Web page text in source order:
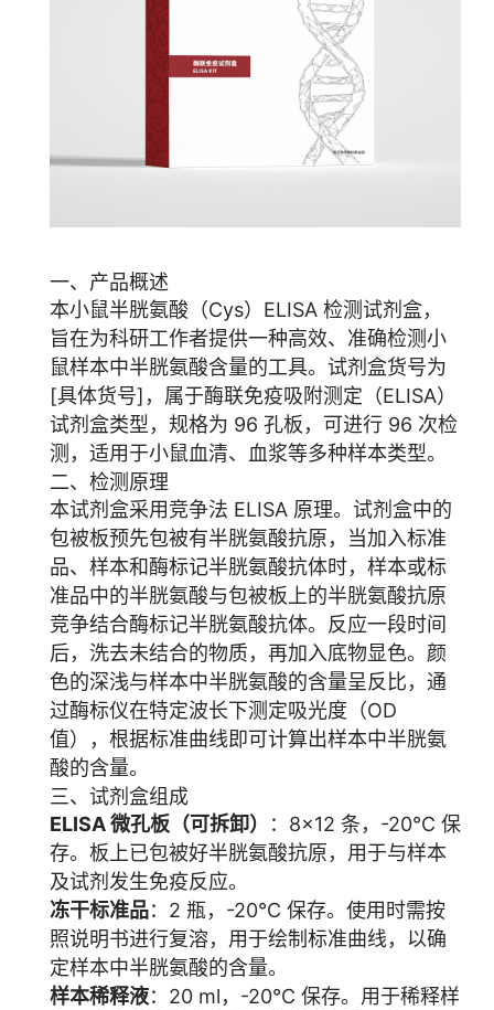
一、产品概述
本小鼠半胱氨酸（Cys）ELISA 检测试剂盒，
旨在为科研工作者提供一种高效、准确检测小
鼠样本中半胱氨酸含量的工具。试剂盒货号为
[具体货号]，属于酶联免疫吸附测定（ELISA）
试剂盒类型，规格为 96 孔板，可进行 96 次检
测，适用于小鼠血清、血浆等多种样本类型。
二、检测原理
本试剂盒采用竞争法 ELISA 原理。试剂盒中的
包被板预先包被有半胱氨酸抗原，当加入标准
品、样本和酶标记半胱氨酸抗体时，样本或标
准品中的半胱氨酸与包被板上的半胱氨酸抗原
竞争结合酶标记半胱氨酸抗体。反应一段时间
后，洗去未结合的物质，再加入底物显色。颜
色的深浅与样本中半胱氨酸的含量呈反比，通
过酶标仪在特定波长下测定吸光度（OD
值），根据标准曲线即可计算出样本中半胱氨
酸的含量。
三、试剂盒组成
ELISA 微孔板（可拆卸）
：8×12 条，-20°C 保
存。板上已包被好半胱氨酸抗原，用于与样本
及试剂发生免疫反应。
冻干标准品：2 瓶，-20°C 保存。使用时需按
照说明书进行复溶，用于绘制标准曲线，以确
定样本中半胱氨酸的含量。
样本稀释液：20 ml，-20°C 保存。用于稀释样